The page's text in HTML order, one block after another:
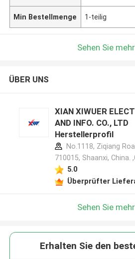
Min Bestellmenge 1-teilig
Sehen Sie
ÜBER UNS
XIAN XIWUER
AND INFO. CO., LTD
Herstellerprofil
No.1118, Ziqiang
710015, Shaanxi, China.
5.0
Überprüfter
Sehen Sie
Erhalten Sie den